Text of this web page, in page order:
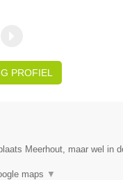
PROFIEL
Meerhout, maar wel in
maps ▼